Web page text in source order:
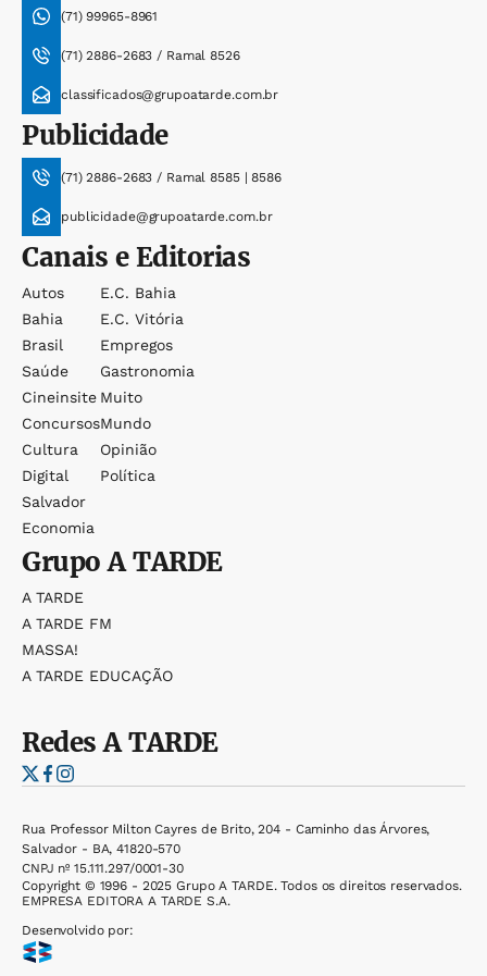
(71) 99965-8961
(71) 2886-2683 / Ramal 8526
classificados@grupoatarde.com.br
Publicidade
(71) 2886-2683 / Ramal 8585 | 8586
publicidade@grupoatarde.com.br
Canais e Editorias
Autos
Bahia
Brasil
Saúde
Cineinsite
Concursos
Cultura
Digital
Salvador
Economia
E.c. Bahia
E.c. Vitória
Empregos
Gastronomia
Muito
Mundo
Opinião
Política
GrupoA TARDE
A TARDE
A TARDE FM
MASSA!
A TARDE EDUCAÇÃO
RedesA TARDE
Rua Professor Milton Cayres de Brito, 204 - Caminho das Árvores,
Salvador - BA, 41820-570
CNPJ nº 15.111.297/0001-30
Copyright © 1996 - 2025 Grupo A TARDE. Todos os direitos reservados.
EMPRESA EDITORA A TARDE S.A.
Desenvolvido por: